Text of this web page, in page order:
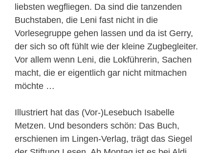
liebsten wegfliegen. Da sind die tanzenden
Buchstaben, die Leni fast nicht in die
Vorlesegruppe gehen lassen und da ist Gerry,
der sich so oft fühlt wie der kleine Zugbegleiter.
Vor allem wenn Leni, die Lokführerin, Sachen
macht, die er eigentlich gar nicht mitmachen
möchte …
Illustriert hat das (Vor-)Lesebuch Isabelle
Metzen. Und besonders schön: Das Buch,
erschienen im Lingen-Verlag, trägt das Siegel